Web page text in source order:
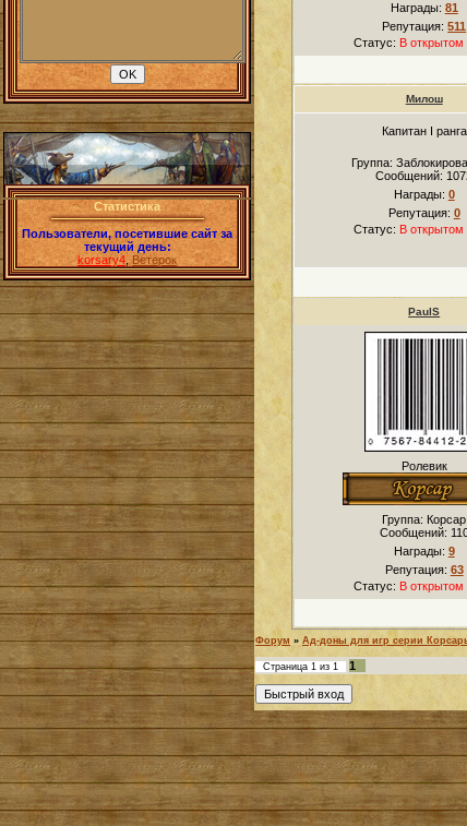
Статистика
Пользователи, посетившие сайт за
текущий день:
korsary4 ,Ветерок
Награды: 81
Репутация:511
Статус: В открытом
Милош
Капитан I ранга
Группа:
Сообщений:
Награды: 0
Репутация: 0
Статус: В открытом
PaulS
Ролевик
Группа: Корсар
Сообщений:
Награды: 9
Репутация: 63
Статус: В открытом
Форум » Ад-доны для игр серии
Страница 1 из 1
1